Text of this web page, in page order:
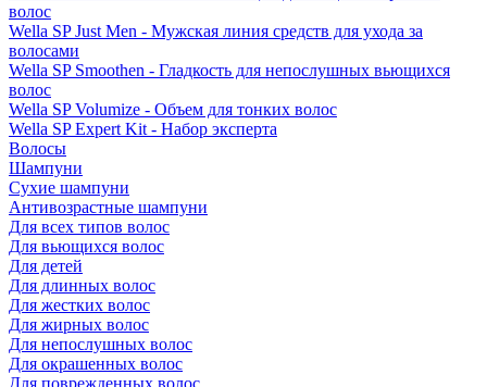
волос
Wella SP Just Men - Мужская линия средств для ухода за
волосами
Wella SP Smoothen - Гладкость для непослушных вьющихся
волос
Wella SP Volumize - Объем для тонких волос
Wella SP Expert Kit - Набор эксперта
Волосы
Шампуни
Сухие шампуни
Антивозрастные шампуни
Для всех типов волос
Для вьющихся волос
Для детей
Для длинных волос
Для жестких волос
Для жирных волос
Для непослушных волос
Для окрашенных волос
Для поврежденных волос